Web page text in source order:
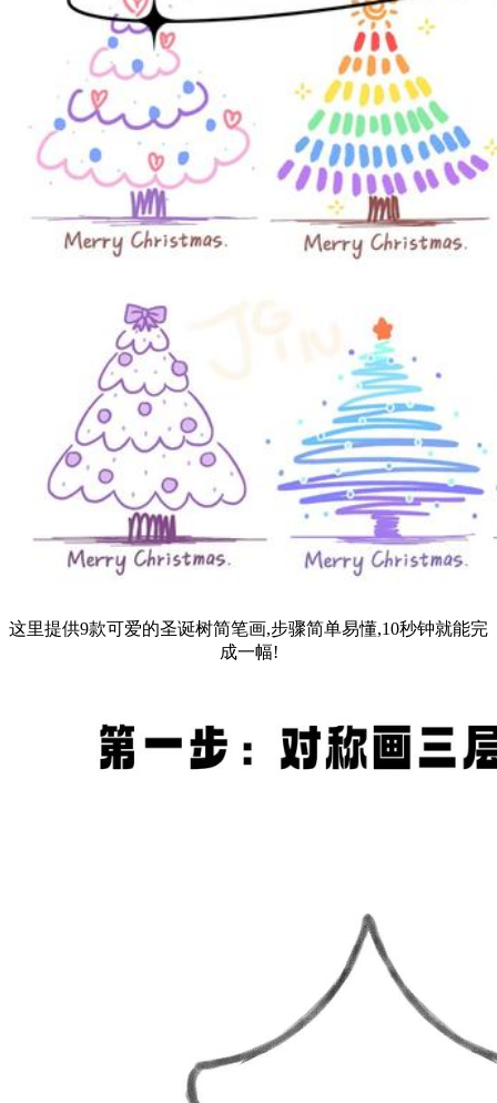
这里提供9款可爱的圣诞树简笔画,步骤简单易懂,10秒钟就能完
成一幅!